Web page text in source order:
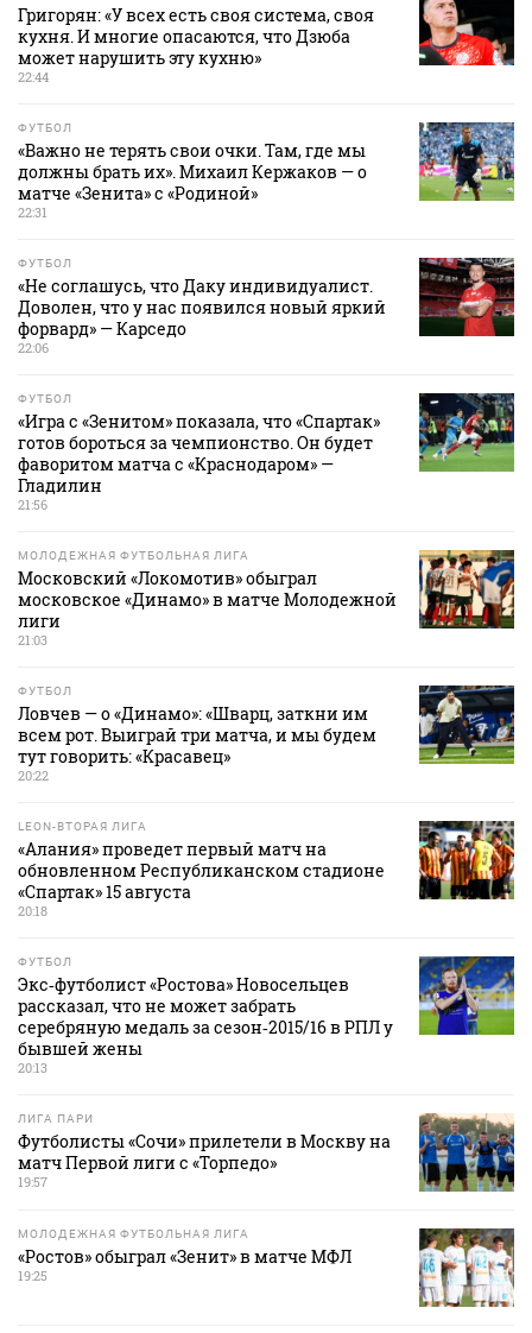
Григорян: «У всех есть своя система, своя
кухня. И многие опасаются, что Дзюба
может нарушить эту кухню»
22:44
ФУТБОЛ
«Важно не терять свои очки. Там, где мы
должны брать их». Михаил Кержаков — о
матче «Зенита» с «Родиной»
22:31
ФУТБОЛ
«Не соглашусь, что Даку индивидуалист.
Доволен, что у нас появился новый яркий
форвард» — Карседо
22:06
ФУТБОЛ
«Игра с «Зенитом» показала, что «Спартак»
готов бороться за чемпионство. Он будет
фаворитом матча с «Краснодаром» —
Гладилин
21:56
МОЛОДЕЖНАЯ ФУТБОЛЬНАЯ ЛИГА
Московский «Локомотив» обыграл
московское «Динамо» в матче Молодежной
лиги
21:03
ФУТБОЛ
Ловчев — о «Динамо»: «Шварц, заткни им
всем рот. Выиграй три матча, и мы будем
тут говорить: «Красавец»
20:22
LEON-ВТОРАЯ ЛИГА
«Алания» проведет первый матч на
обновленном Республиканском стадионе
«Спартак» 15 августа
20:18
ФУТБОЛ
Экс‑футболист «Ростова» Новосельцев
рассказал, что не может забрать
серебряную медаль за сезон‑2015/16 в РПЛ у
бывшей жены
20:13
ЛИГА ПАРИ
Футболисты «Сочи» прилетели в Москву на
матч Первой лиги с «Торпедо»
19:57
МОЛОДЕЖНАЯ ФУТБОЛЬНАЯ ЛИГА
«Ростов» обыграл «Зенит» в матче МФЛ
19:25